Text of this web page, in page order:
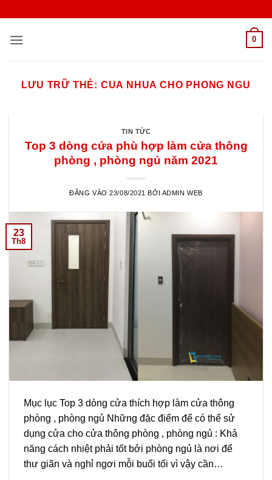
nội
0
LƯU TRỮ THẺ: CUA NHUA CHO PHONG NGU
TIN TỨC
Top 3 dòng cửa phù hợp làm cửa thông
phòng , phòng ngủ năm 2021
ĐĂNG VÀO23/08/2021 BỞI ADMIN WEB
23
Th8
Mục lục Top 3 dòng cửa thích hợp làm cửa thông
phòng , phòng ngủ Những đặc điểm để có thể sử
dụng cửa cho cửa thông phòng , phòng ngủ : Khả
năng cách nhiệt phải tốt bởi phòng ngủ là nơi để
thư giãn và nghỉ ngơi mỗi buổi tối vì vậy cần…